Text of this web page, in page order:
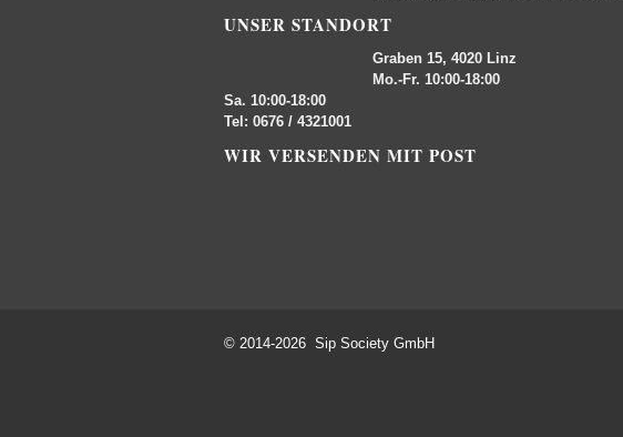
UNSER STANDORT
Graben 15, 4020 Linz
Mo.-Fr. 10:00-18:00
Sa. 10:00-18:00
Tel: 0676 / 4321001
WIR VERSENDEN MIT POST
© 2014-2026 Sip Society GmbH